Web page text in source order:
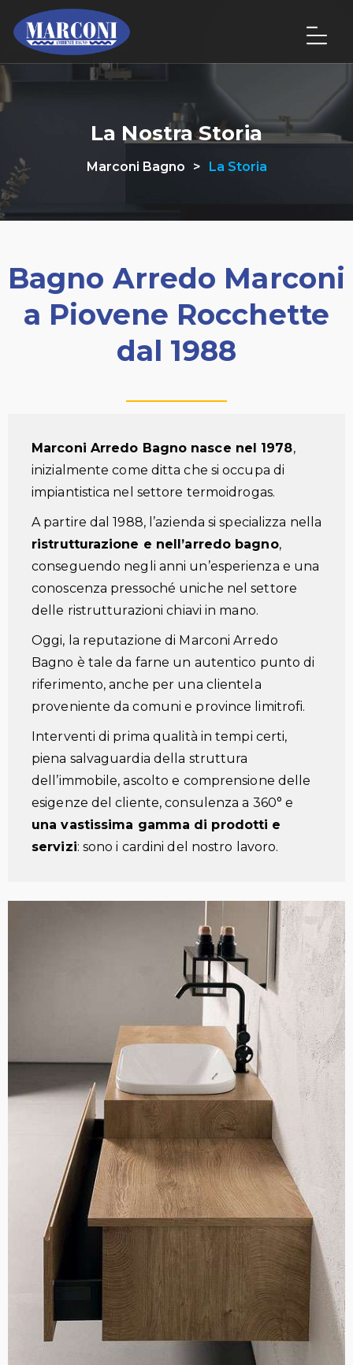
La Nostra Storia
Marconi Bagno > La Storia
BagnoArredo Marconi
a Piovene Rocchette
dal 1988
Marconi Arredo Bagno nasce nel 1978,
inizialmente come ditta che si occupa di
impiantistica nel settore termoidrogas.
A partire dal 1988, l’azienda si specializza nella
ristrutturazione e nell’arredo bagno,
conseguendo negli anni un’esperienza e una
conoscenza pressoché uniche nel settore
delle ristrutturazioni chiavi in mano.
Oggi, la reputazione di Marconi Arredo
Bagno è tale da farne un autentico punto di
riferimento, anche per una clientela
proveniente da comuni e province limitrofi.
Interventi di prima qualità in tempi certi,
piena salvaguardia della struttura
dell’immobile, ascolto e comprensione delle
esigenze del cliente, consulenza a 360° e
una vastissima gamma di prodotti e
servizi: sono i cardini del nostro lavoro.